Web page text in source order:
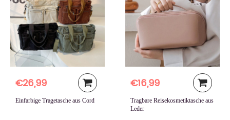
€26,99
Einfarbige Tragetasche aus Cord
€16,99
Tragbare Reisekosmetiktasche aus
Leder